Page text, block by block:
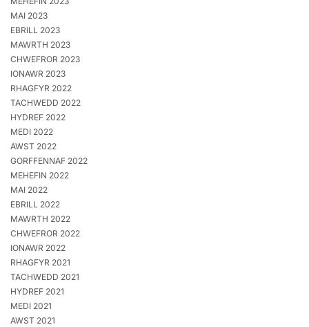
MAI 2023
EBRILL 2023
MAWRTH 2023
CHWEFROR 2023
IONAWR 2023
RHAGFYR 2022
TACHWEDD 2022
HYDREF 2022
MEDI 2022
AWST 2022
GORFFENNAF 2022
MEHEFIN 2022
MAI 2022
EBRILL 2022
MAWRTH 2022
CHWEFROR 2022
IONAWR 2022
RHAGFYR 2021
TACHWEDD 2021
HYDREF 2021
MEDI 2021
AWST 2021